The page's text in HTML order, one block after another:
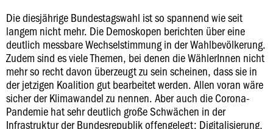
Die diesjährige Bundestagswahl ist so spannend wie seit
langem nicht mehr. Die Demoskopen berichten über eine
deutlich messbare Wechselstimmung in der Wahlbevölkerung.
Zudem sind es viele Themen, bei denen die WählerInnen nicht
mehr so recht davon überzeugt zu sein scheinen, dass sie in
der jetzigen Koalition gut bearbeitet werden. Allen voran wäre
sicher der Klimawandel zu nennen. Aber auch die Corona-
Pandemie hat sehr deutlich große Schwächen in der
Infrastruktur der Bundesrepublik offengelegt: Digitalisierung,